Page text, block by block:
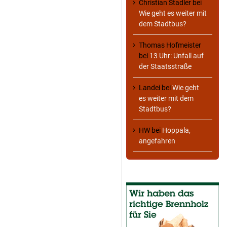
Christian Stadler bei
Wie geht es weiter mit
dem Stadtbus?
Thomas Hofmeister
bei 13 Uhr: Unfall auf
der Staatsstraße
Landei beiWie geht
es weiter mit dem
Stadtbus?
HW bei Hoppala,
angefahren